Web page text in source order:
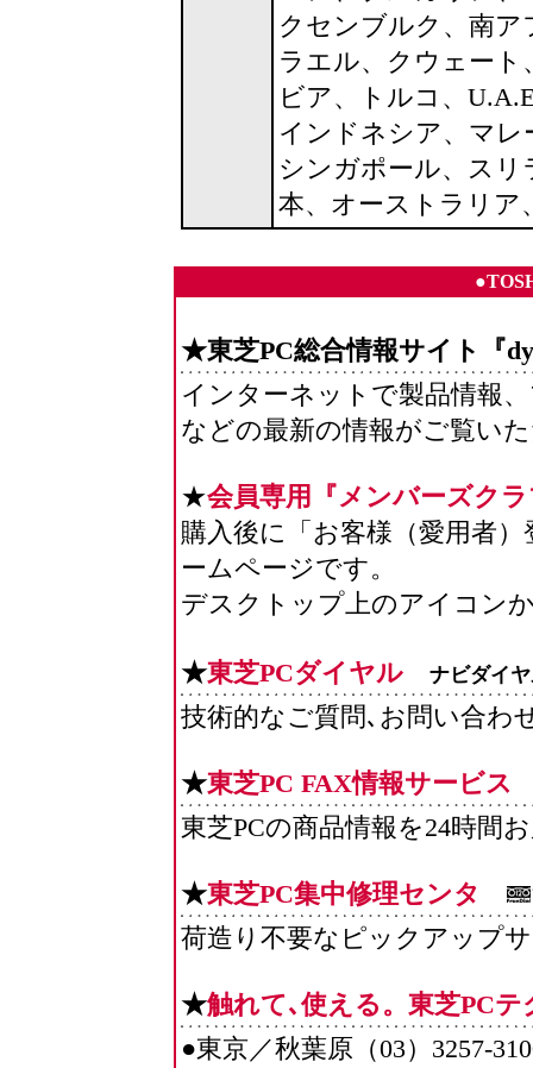
クセンブルク、南
ラエル、クウェー
ビア、トルコ、
インドネシア、マ
シンガポール、スリ
本、オーストラリア
★東芝PC総合情報サイト『
インターネットで製品情報
などの最新の情報がご覧い
★会員専用『メンバーズク
購入後に「お客様（愛用者
ームページです。
デスクトップ上のアイコン
★東芝PCダイヤル ナビダイ
技術的なご質問､お問い合わ
★東芝PC FAX情報サービス
東芝PCの商品情報を24時間
★東芝PC集中修理センタ
荷造り不要なピックアップ
★触れて､使える。東芝PC
●東京／秋葉原（03）3257-